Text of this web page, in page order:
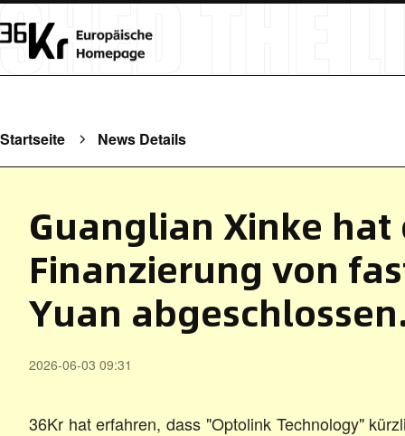
Startseite News Details
Guanglian Xinke hat
Finanzierung von
Yuan
2026-06-03 09:31
36Kr hat erfahren, dass "Optolink Technology"